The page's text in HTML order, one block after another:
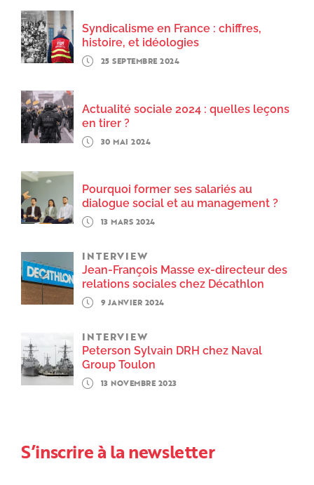
Syndicalisme en France : chiffres,
histoire, et idéologies
25 SEPTEMBRE 2024
Actualité sociale 2024 : quelles leçons
en tirer ?
30 MAI 2024
Pourquoi former ses salariés au
dialogue social et au management ?
13 MARS 2024
INTERVIEW
Jean-François Masse ex-directeur des
relations sociales chez Décathlon
9 JANVIER 2024
INTERVIEW
Peterson Sylvain DRH chez Naval
Group Toulon
13 NOVEMBRE 2023
S’inscrire à la newsletter